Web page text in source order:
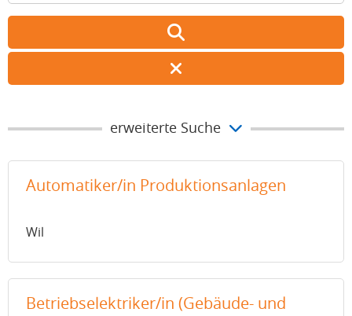
erweiterte Suche
Automatiker/in Produktionsanlagen
Wil
Betriebselektriker/in (Gebäude- und